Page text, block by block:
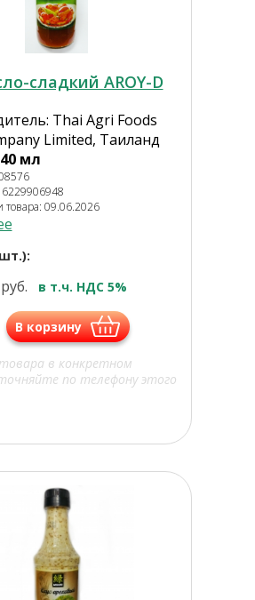
сладкий AROY-D
Thai Agri Foods
Limited, Таиланд
мл
товара: 09.06.2026
руб. в т.ч. НДС 5%
В корзину
в конкретном
по телефону этого